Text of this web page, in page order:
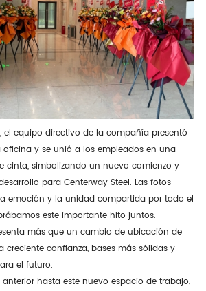
el equipo directivo de la compañía presentó
y se unió a los empleados en una
cinta, simbolizando un nuevo comienzo y
para Centerway Steel. Las fotos
emoción y la unidad compartida por todo el
este importante hito juntos.
más que un cambio de ubicación de
creciente confianza, bases más sólidas y
el futuro.
hasta este nuevo espacio de trabajo,